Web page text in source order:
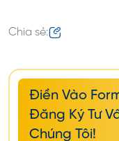
trung học và
có sự thay đổi nào.
Điểm yêu cầu
nghiệp Tạm thời
điểm IELTS
Chia sẻ:
Điền Vào
Đăng Ký Tư
Chúng Tôi!